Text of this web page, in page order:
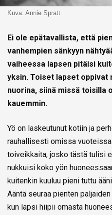
Kuva: Annie Spratt
Ei ole epätavallista, että
vanhempien sänkyyn
vaiheessa lapsen pitäisi
yksin. Toiset lapset oppivat
nuorina, siinä missä toisilla
kauemmin.
Yö on laskeutunut kotiin ja
rauhallisesti omissa
toiveikkaita, josko tästä tulisi
nukkuisi koko yön
kuitenkin kuuluu pieni tuttu
Ääntä seuraa pienten
kun lapsi hiipii omasta